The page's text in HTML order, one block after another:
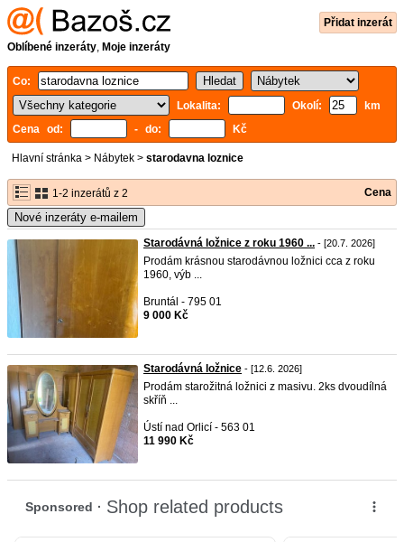
Přidat inzerát
Oblíbené inzeráty, Moje inzeráty
Co:
Lokalita:
Okolí:
km
Cena od:
- do: Kč
Hlavní stránka > Nábytek > starodavna loznice
1-2 inzerátů z 2 Cena
Nové inzeráty e-mailem
Starodávná ložnice z roku 1960 ... - [20.7. 2026]
Prodám krásnou starodávnou ložnici cca z roku
1960, výb ...
Bruntál - 795 01
9 000 Kč
Starodávná ložnice - [12.6. 2026]
Prodám starožitná ložnici z masivu. 2ks dvoudílná
skříň ...
Ústí nad Orlicí - 563 01
11 990 Kč